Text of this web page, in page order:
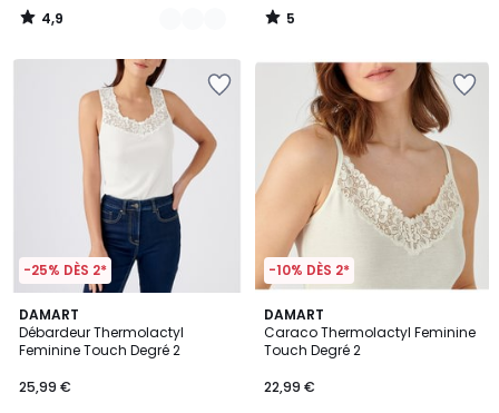
4,9
/
5
/
-25% DÈS 2*
DAMART
Débardeur Thermolactyl
Feminine Touch Degré 2
25,99 €
4,6
/ 5
3
Couleurs
-10% DÈS 2*
DAMART
Caraco Thermolactyl Feminine
Touch Degré 2
22,99 €
4,9
/ 5
2
Couleurs